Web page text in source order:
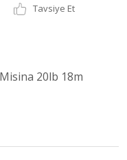
Tavsiye Et
20lb 18m